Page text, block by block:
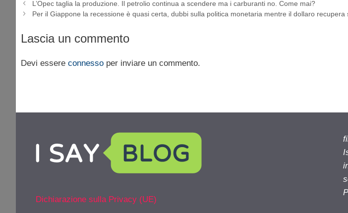
L’Opec taglia la produzione. Il petrolio continua a scendere ma i carburanti no. Come mai?
Per il Giappone la recessione è quasi certa, dubbi sulla politica monetaria mentre il dollaro recupera
Lascia un commento
Devi essere connesso per inviare un commento.
Dichiarazione sulla Privacy (UE)